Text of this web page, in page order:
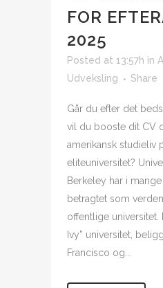
FOR
2025
Posted at 13:57h in
Udveksling
Share
Går du efter det
vil du booste dit CV
amerikansk studieliv
eliteuniversitet?
Berkeley har i
betragtet som
offentlige universitet.
Ivy” universitet,
Francisco og...